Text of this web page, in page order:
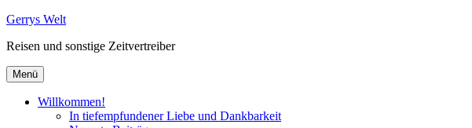
Zum
springen
Gerrys Welt
Reisen und sonstige Zeitvertreiber
Menü
Willkommen!
In tiefempfundener Liebe und Dankbarkeit